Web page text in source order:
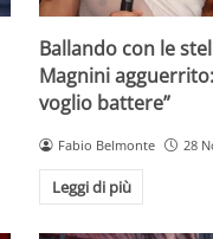
Ballando con le
Magnini
voglio battere”
Fabio Belmonte 28
Leggi di più